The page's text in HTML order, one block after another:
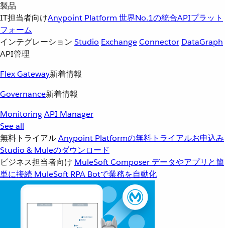
製品
IT担当者向けAnypoint Platform 世界No.1の統合APIプラット
フォーム
インテグレーション Studio ExchangeConnector DataGraph
API管理
Flex Gateway新着情報
Governance新着情報
MonitoringAPI Manager
See all
無料トライアルAnypoint Platformの無料トライアルお申込み
Studio & Muleのダウンロード
ビジネス担当者向け MuleSoft Composer データやアプリと簡
単に接続 MuleSoft RPA Botで業務を自動化